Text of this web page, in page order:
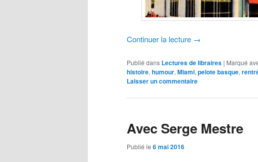
Continuer la lecture →
Publié dans Lectures de libraires | Marqué
histoire, humour, Miami, pelote basque,
Laisser un commentaire
Avec Serge Mestre
Publié le 6 mai 2016